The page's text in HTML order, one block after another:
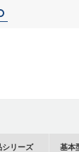
シリーズ 基本